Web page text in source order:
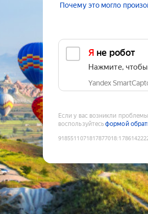
Почему это могло
Я не робот
Нажмите,
Yandex
Если у вас возникли
воспользуйтесьформой
9185511071817877018: